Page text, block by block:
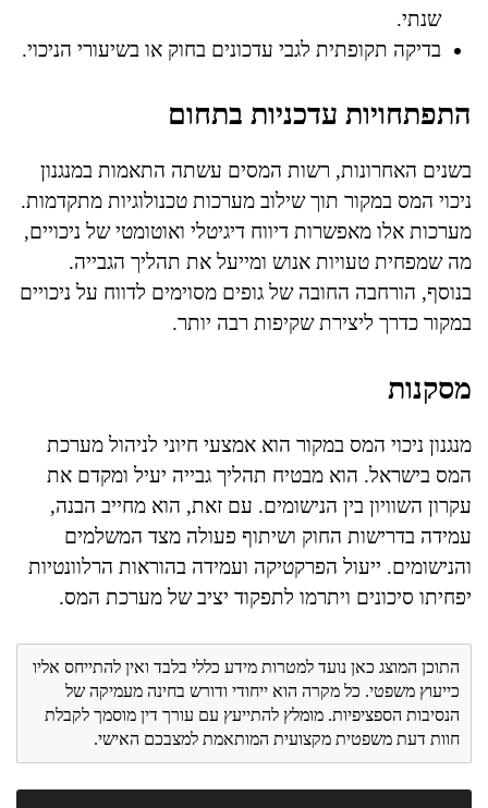
שנתי.
בדיקה תקופתית לגבי עדכונים בחוק או בשיעורי הניכוי.
התפתחויות עדכניות בתחום
בשנים האחרונות, רשות המסים עשתה התאמות במנגנון
ניכוי המס במקור תוך שילוב מערכות טכנולוגיות מתקדמות.
מערכות אלו מאפשרות דיווח דיגיטלי ואוטומטי של ניכויים,
מה שמפחית טעויות אנוש ומייעל את תהליך הגבייה.
בנוסף, הורחבה החובה של גופים מסוימים לדווח על ניכויים
במקור כדרך ליצירת שקיפות רבה יותר.
מסקנות
מנגנון ניכוי המס במקור הוא אמצעי חיוני לניהול מערכת
המס בישראל. הוא מבטיח תהליך גבייה יעיל ומקדם את
עקרון השוויון בין הנישומים. עם זאת, הוא מחייב הבנה,
עמידה בדרישות החוק ושיתוף פעולה מצד המשלמים
והנישומים. ייעול הפרקטיקה ועמידה בהוראות הרלוונטיות
יפחיתו סיכונים ויתרמו לתפקוד יציב של מערכת המס.
התוכן המוצג כאן נועד למטרות מידע כללי בלבד ואין להתייחס אליו
כייעוץ משפטי. כל מקרה הוא ייחודי ודורש בחינה מעמיקה של
הנסיבות הספציפיות. מומלץ להתייעץ עם עורך דין מוסמך לקבלת
חוות דעת משפטית מקצועית המותאמת למצבכם האישי.